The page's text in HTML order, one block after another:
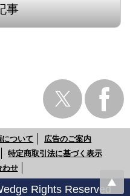
事
ついて
広告のご案内
特定商取引法に基づく表示
わせ
Rights Reserved